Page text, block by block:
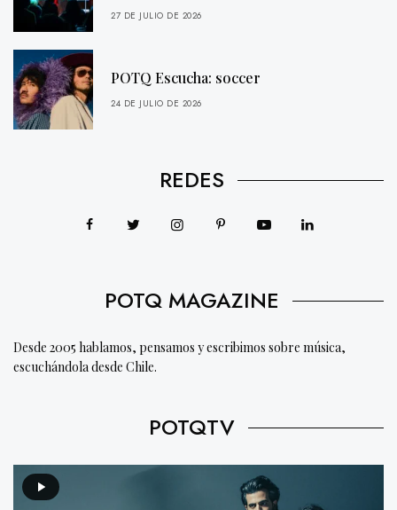
27 DE JULIO DE 2026
POTQ Escucha: soccer
24 DE JULIO DE 2026
REDES
POTQ MAGAZINE
Desde 2005 hablamos, pensamos y escribimos sobre música,
escuchándola desde Chile.
POTQTV